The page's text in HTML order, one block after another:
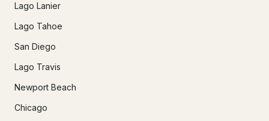
Lago Lanier
Lago Tahoe
San Diego
Lago Travis
Newport Beach
Chicago